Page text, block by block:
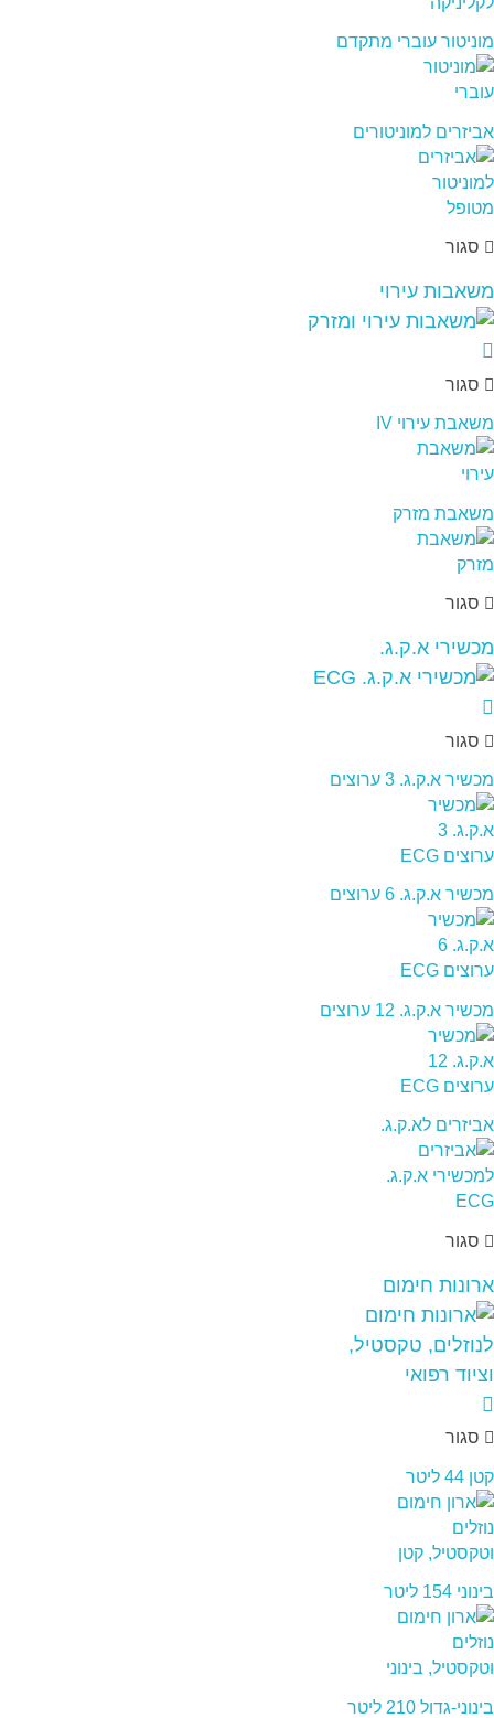
מוניטור עוברי מתקדם
אביזרים למוניטורים
סגור
משאבות עירוי
סגור
משאבת עירוי IV
משאבת מזרק
סגור
מכשירי א.ק.ג.
סגור
מכשיר א.ק.ג. 3 ערוצים
מכשיר א.ק.ג. 6 ערוצים
מכשיר א.ק.ג. 12 ערוצים
אביזרים לא.ק.ג.
סגור
ארונות חימום
סגור
קטן 44 ליטר
בינוני 154 ליטר
בינוני-גדול 210 ליטר